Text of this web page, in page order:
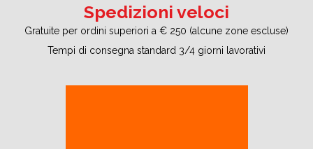
Spedizioni veloci
Gratuite per ordini superiori a € 250 (alcune zone escluse)
Tempi di consegna standard 3/4 giorni lavorativi